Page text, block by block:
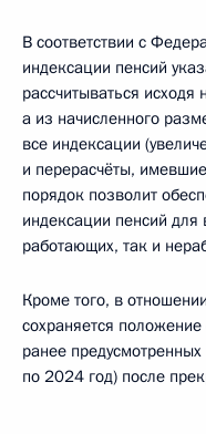
В соответствии с
индексации пенсий
рассчитываться
а из начисленного
все индексации
и перерасчёты,
порядок позволит
индексации пенсий для
работающих, так и
Кроме того, в
сохраняется
ранее
по 2024 год) после